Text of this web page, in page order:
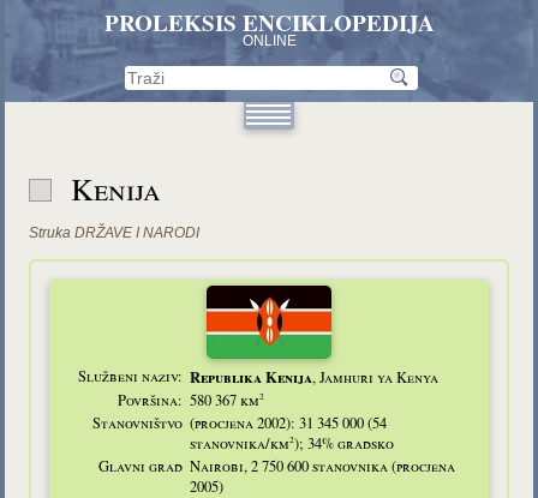
PROLEKSIS ENCIKLOPEDIJA
ONLINE
Kenija
Struka DRŽAVE I NARODI
Službeni naziv: Republika Kenija, Jamhuri ya Kenya
Površina: 580 367 km2
Stanovništvo (procjena 2002): 31 345 000 (54
stanovnika/km2); 34% gradsko
Glavni grad Nairobi, 2 750 600 stanovnika (procjena
2005)